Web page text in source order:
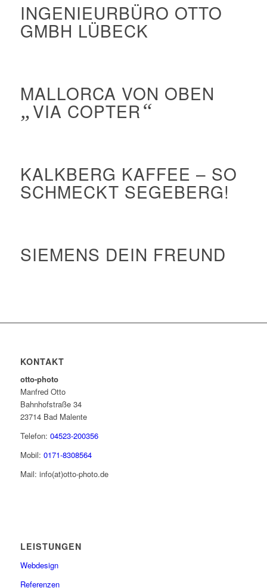
INGENIEURBÜRO OTTO
GMBH LÜBECK
MALLORCA VON OBEN
„VIA COPTER“
KALKBERG KAFFEE – SO
SCHMECKT SEGEBERG!
SIEMENS DEIN FREUND
KONTAKT
otto-photo
Manfred Otto
Bahnhofstraße 34
23714 Bad Malente
Telefon: 04523-200356
Mobil: 0171-8308564
Mail: info(at)otto-photo.de
LEISTUNGEN
Webdesign
Referenzen